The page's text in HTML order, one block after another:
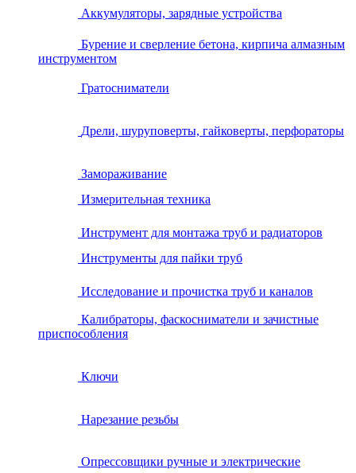
Аккумуляторы, зарядные устройства
Бурение и сверление бетона, кирпича алмазным
инструментом
Гратосниматели
Дрели, шуруповерты, гайковерты, перфораторы
Замораживание
Измерительная техника
Инструмент для монтажа труб и радиаторов
Инструменты для пайки труб
Исследование и прочистка труб и каналов
Калибраторы, фаскосниматели и зачистные
приспособления
Ключи
Нарезание резьбы
Опрессовщики ручные и электрические